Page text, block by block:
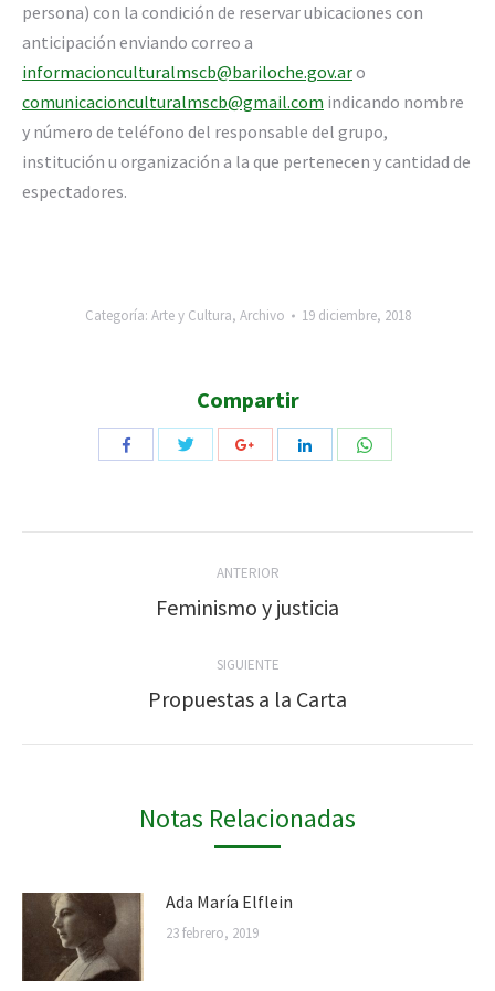
persona) con la condición de reservar ubicaciones con
anticipación enviando correo a
informacionculturalmscb@bariloche.gov.aro
comunicacionculturalmscb@gmail.com indicando nombre
y número de teléfono del responsable del grupo,
institución u organización a la que pertenecen y cantidad de
espectadores.
Categoría: Arte y Cultura, Archivo 19 diciembre, 2018
Compartir
CompartirCompartir Compartir Compartir
publicaciones
ANTERIOR
Publicación
Feminismo y justicia
SIGUIENTE
Publicación
Propuestas a la Carta
Notas Relacionadas
Ada María Elflein
23 febrero, 2019